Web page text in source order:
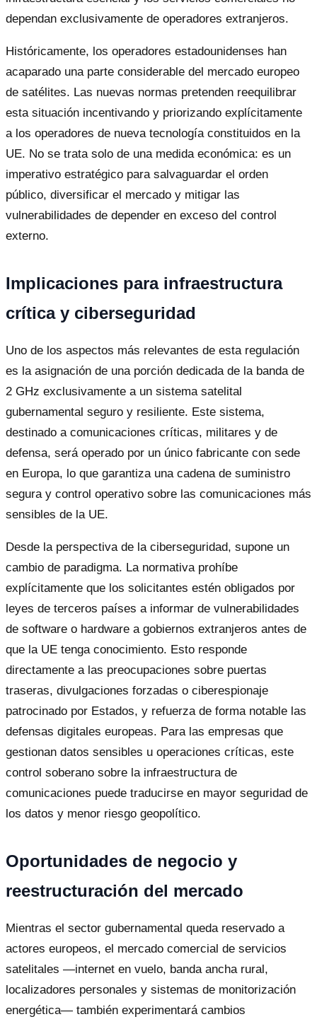
dependan exclusivamente de operadores extranjeros.
Históricamente, los operadores estadounidenses han
acaparado una parte considerable del mercado europeo
de satélites. Las nuevas normas pretenden reequilibrar
esta situación incentivando y priorizando explícitamente
a los operadores de nueva tecnología constituidos en la
UE. No se trata solo de una medida económica: es un
imperativo estratégico para salvaguardar el orden
público, diversificar el mercado y mitigar las
vulnerabilidades de depender en exceso del control
externo.
Implicaciones para infraestructura
crítica y ciberseguridad
Uno de los aspectos más relevantes de esta regulación
es la asignación de una porción dedicada de la banda de
2 GHz exclusivamente a un sistema satelital
gubernamental seguro y resiliente. Este sistema,
destinado a comunicaciones críticas, militares y de
defensa, será operado por un único fabricante con sede
en Europa, lo que garantiza una cadena de suministro
segura y control operativo sobre las comunicaciones más
sensibles de la UE.
Desde la perspectiva de la ciberseguridad, supone un
cambio de paradigma. La normativa prohíbe
explícitamente que los solicitantes estén obligados por
leyes de terceros países a informar de vulnerabilidades
de software o hardware a gobiernos extranjeros antes de
que la UE tenga conocimiento. Esto responde
directamente a las preocupaciones sobre puertas
traseras, divulgaciones forzadas o ciberespionaje
patrocinado por Estados, y refuerza de forma notable las
defensas digitales europeas. Para las empresas que
gestionan datos sensibles u operaciones críticas, este
control soberano sobre la infraestructura de
comunicaciones puede traducirse en mayor seguridad de
los datos y menor riesgo geopolítico.
Oportunidades de negocio y
reestructuración del mercado
Mientras el sector gubernamental queda reservado a
actores europeos, el mercado comercial de servicios
satelitales —internet en vuelo, banda ancha rural,
localizadores personales y sistemas de monitorización
energética— también experimentará cambios